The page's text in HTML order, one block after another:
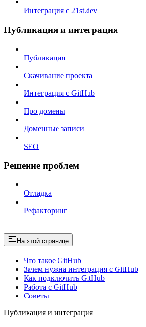
Интеграция с 21st.dev
Публикация и интеграция
Публикация
Скачивание проекта
Интеграция с GitHub
Про домены
Доменные записи
SEO
Решение проблем
Отладка
Рефакторинг
На этой странице
Что такое GitHub
Зачем нужна интеграция с GitHub
Как подключить GitHub
Работа с GitHub
Советы
Публикация и интеграция